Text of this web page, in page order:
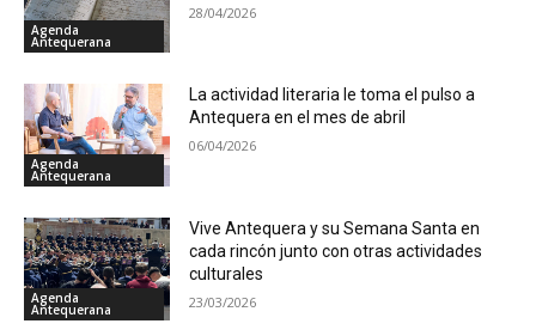
Agenda
Antequerana
28/04/2026
Agenda
Antequerana
La actividad literaria le toma el pulso a
Antequera en el mes de abril
06/04/2026
Agenda
Antequerana
Vive Antequera y su Semana Santa en
cada rincón junto con otras actividades
culturales
23/03/2026